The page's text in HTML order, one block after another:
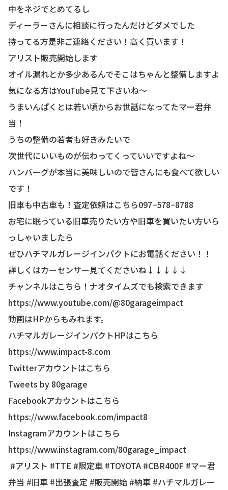
中をネジでとめてるし
ディーラーさんに相談に行ったんだけどダメでした
持ってる方是非ご連絡ください！高く買います！
アリスト販売開始します
オイル漏れとか多少あるんでそこはちゃんと整備しますよ
気になる方はYouTube見て下さいね〜
うまいんぱくとは若い頃からお世話になってたマー君弁
当！
うちの整備の若者も好きみたいで
次世代にいいものが伝わってくっていいですよね〜
ハンバーグが本当に美味しいので皆さんにも食べて欲しい
です！
旧車も中古車も！査定依頼はこちら097−578−8788
お宅に眠っている旧車売りたい方や旧車を買いたい方いら
っしゃいましたら
ぜひハチマルガレージインパクトにお電話ください！！
詳しくはカーセンサー見てくださいね↓↓↓↓↓
チャンネルはこちら！ナオタイムズでも検索できます
https://www.youtube.com/@80garageimpact
動画はHPからもみれます。
ハチマルガレージインパクトHPはこちら
https://www.impact-8.com
Twitterアカウントはこちら
Tweets by 80garage
Facebookアカウントはこちら
https://www.facebook.com/impact8
Instagramアカウントはこちら
https://www.instagram.com/80garage_impact
#アリスト #TTE #限定車 #TOYOTA #CBR400F #マー君
弁当 #旧車 #出張査定 #販売開始 #納車 #ハチマルガレー